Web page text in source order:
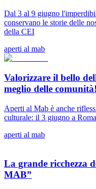
Dal 3 al 9 giugno
conservano le storie delle
della CEI
aperti al mab
Valorizzare il bello
meglio delle comunità!
Aperti al Mab è anche
culturale: il 3 giugno a
aperti al mab
La grande ricchezza
MAB”